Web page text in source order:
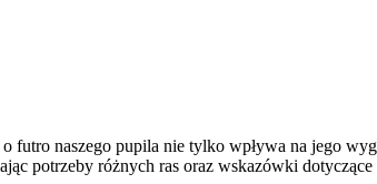
naszego pupila nie tylko wpływa na jego
potrzeby różnych ras oraz wskazówki